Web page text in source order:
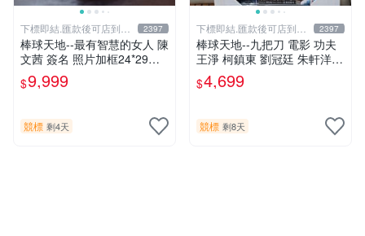
下標即結.匯款後可店到店
關於我
2397
棒球天地--最有智慧的女人 陳
文茜 簽名 照片加框24*29公
分+國旗球.層層管道才獲得.
僅此一組..
$9,999
競標 剩4天
下標即結.匯款後可店到店
關於我
2397
棒球天地--九把刀 電影 功夫
王淨 柯鎮東 劉冠廷 朱軒洋
簽名照片框.45*32公分.贈品
同款已護貝海報..
$4,699
競標 剩8天